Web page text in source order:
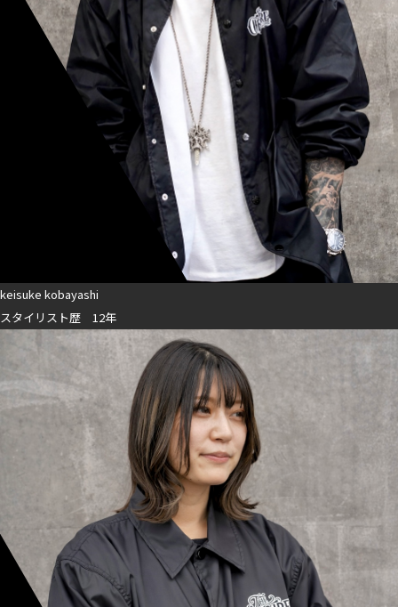
keisuke kobayashi
スタイリスト歴 12年